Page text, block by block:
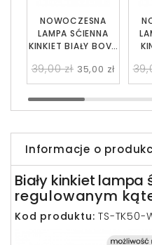
NOWOCZESNA
LAMPA SĆIENNA
KINKIET BIAŁY BOVA
39,00 zł 35,00 zł
Informacje o
Biały kinkiet lampa
regulowanym
Kod produktu:TS-TK50-